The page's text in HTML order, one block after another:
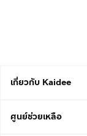
เกี่ยวกับ Kaidee
ศูนย์ช่วยเหลือ